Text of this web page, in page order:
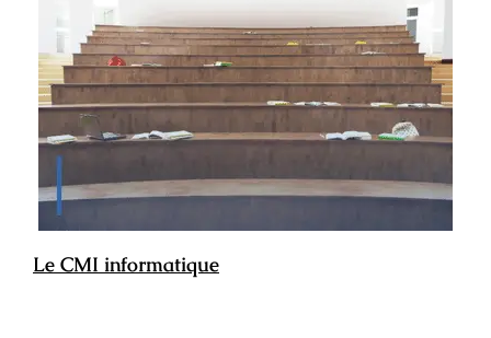
Le CMI informatique